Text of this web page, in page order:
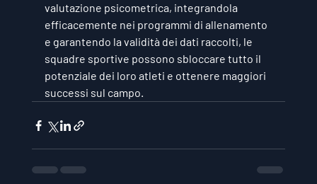
valutazione psicometrica, integrandola
efficacemente nei programmi di allenamento
e garantendo la validità dei dati raccolti, le
squadre sportive possono sbloccare tutto il
potenziale dei loro atleti e ottenere maggiori
successi sul campo.